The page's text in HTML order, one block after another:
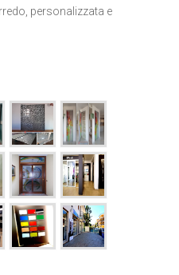
personalizzata e